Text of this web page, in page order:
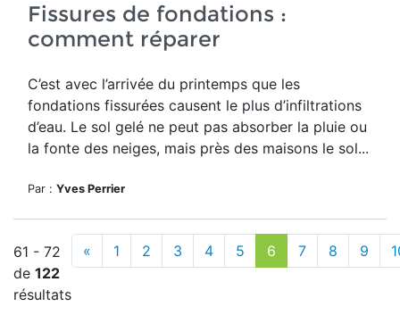
Fissures de fondations :
comment réparer
C’est avec l’arrivée du printemps que les
fondations fissurées causent le plus d’infiltrations
d’eau. Le sol gelé ne peut pas absorber la pluie ou
la fonte des neiges, mais près des maisons le sol...
Par : Yves Perrier
61 - 72
de 122
résultats
« 1 2 3 4 5 6 7 8 9